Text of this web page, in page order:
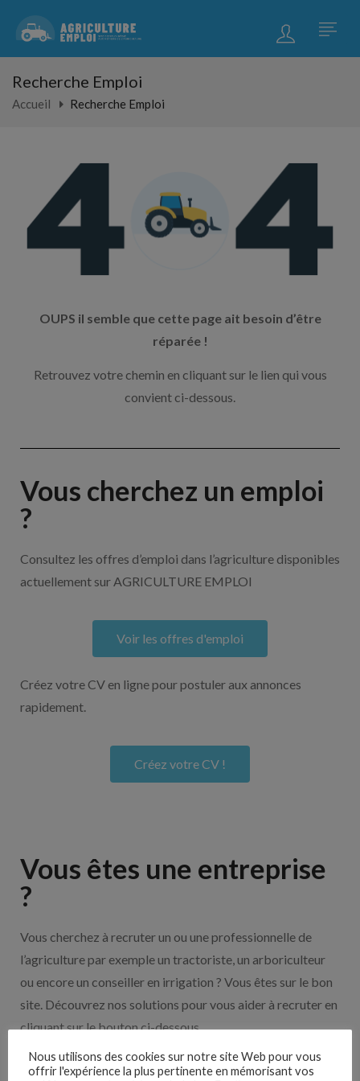
Recherche Emploi
Accueil Recherche Emploi
OUPS il semble que cette page ait besoin d’être
réparée !
Retrouvez votre chemin en cliquant sur le lien qui vous
convient ci-dessous.
Vous cherchez un emploi
?
Consultez les offres d’emploi dans l’agriculture disponibles
actuellement sur AGRICULTURE EMPLOI
Voir les offres d'emploi
Créez votre CV en ligne pour postuler aux annonces
rapidement.
Créez votre CV !
Vous êtes une entreprise
?
Vous cherchez à recruter un ou une professionnelle de
l’agriculture par exemple un tractoriste, un arboriculteur
ou encore un conseiller en irrigation ? Vous êtes sur le bon
site. Découvrez nos solutions pour vous aider à recruter en
cliquant sur le bouton ci-dessous.
Nos solutions entreprises
Nous utilisons des cookies sur notre site Web pour vous
offrir l'expérience la plus pertinente en mémorisant vos